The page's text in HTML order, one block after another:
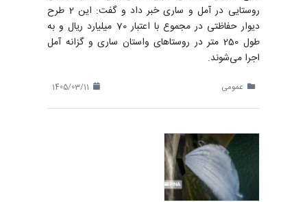
روستایی در آمل و ساری خبر داد و گفت: این 2 طرح
دیوار حفاظتی در مجموع با اعتبار 70 میلیارد ریال و به
طول 250 متر در روستاهای واستان ساری و گزانه آمل
اجرا می‌شوند.
عمومی